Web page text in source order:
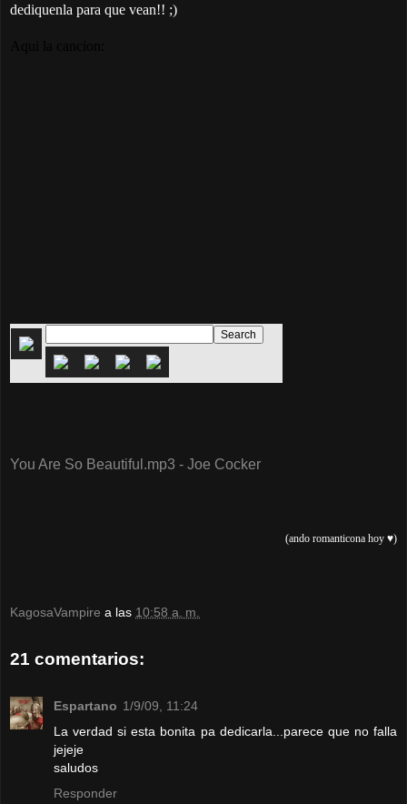
dediquenla para que vean!! ;)
You Are So Beautiful.mp3 - Joe Cocker
(ando romanticona hoy ♥)
KagosaVampire a las 10:58 a. m.
21 comentarios:
Espartano 1/9/09, 11:24
La verdad si esta bonita pa dedicarla...parece que no falla
jejeje
saludos
Responder